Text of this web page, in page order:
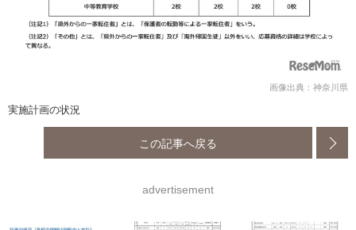
画像出典：神奈川県
実施計画の状況
この記事へ戻る
advertisement